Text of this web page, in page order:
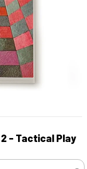
- Tactical Play